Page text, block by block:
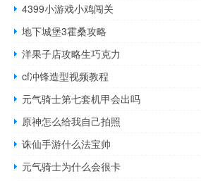
4399小游戏小鸡闯关
地下城堡3霍桑攻略
洋果子店攻略生巧克力
cf冲锋造型视频教程
元气骑士第七套机甲会出吗
原神怎么给我自己拍照
诛仙手游什么法宝帅
元气骑士为什么会很卡